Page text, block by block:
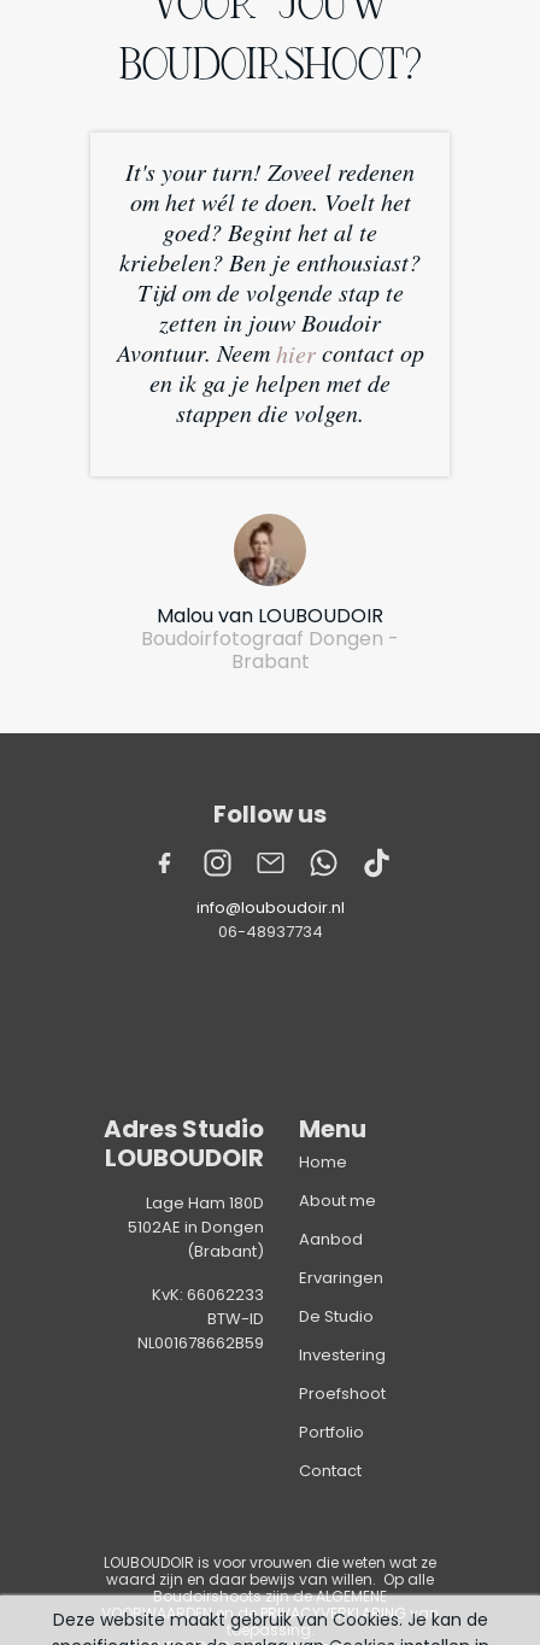
BOUDOIRSHOOT?
It's your turn! Zoveel redenen
om het wél te doen. Voelt het
goed? Begint het al te
kriebelen? Ben je enthousiast?
Tijd om de volgende stap te
zetten in jouw Boudoir
Avontuur. Neemhiercontact op
en ik ga je helpen met de
stappen die volgen.
Malou van LOUBOUDOIR
Boudoirfotograaf Dongen -
Brabant
LOUBOUDOIR is voor vrouwen die weten wat ze
waard zijn en daar bewijs van willen. Op alle
Boudoirshoots zijn deALGEMENE
VOORWAARDENen dePRIVACYVERKLARING van
toepassing.
Follow us
Menu
Home
About me
Aanbod
Ervaringen
De Studio
Investering
Proefshoot
Portfolio
Contact
Adres Studio
LOUBOUDOIR
Lage Ham 180D
5102AE in Dongen
(Brabant)
KvK: 66062233
BTW-ID
NL001678662B59
info@louboudoir.nl
06-48937734
Deze website maakt gebruik van Cookies. Je kan de